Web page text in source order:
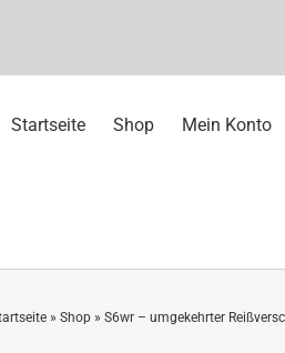
Startseite Shop Mein Konto
» Shop » S6wr – umgekehrter